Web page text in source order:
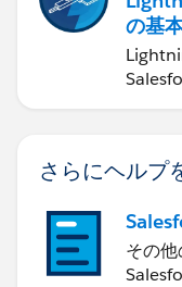
の基
さらにヘルプ
その